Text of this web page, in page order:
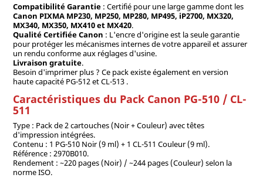
Compatibilité Garantie: Certifié pour une large gamme dont les
Canon PIXMA MP230, MP250, MP280, MP495, iP2700, MX320,
MX340, MX350, MX410 et MX420.
Qualité Certifiée Canon : L'encre d'origine est la seule garantie
pour protéger les mécanismes internes de votre appareil et assurer
un rendu conforme aux réglages d'usine.
Livraison gratuite.
Besoin d'imprimer plus ? Ce pack existe également en version
haute capacité PG-512 et CL-513 .
Caractéristiques du Pack Canon PG-510 / CL-
511
Type : Pack de 2 cartouches (Noir + Couleur) avec têtes
d'impression intégrées.
Contenu : 1 PG-510 Noir (9 ml) + 1 CL-511 Couleur (9 ml).
Référence : 2970B010.
Rendement : ~220 pages (Noir) / ~244 pages (Couleur) selon la
norme ISO.